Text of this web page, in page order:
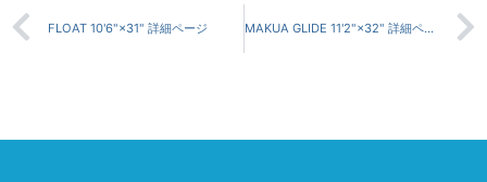
FLOAT 10'6"×31" 詳細ページ MAKUA GLIDE 11'2"×32" 詳細ページ